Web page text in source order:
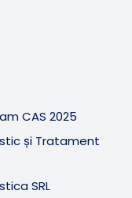
CAS 2025
și Tratament
SRL